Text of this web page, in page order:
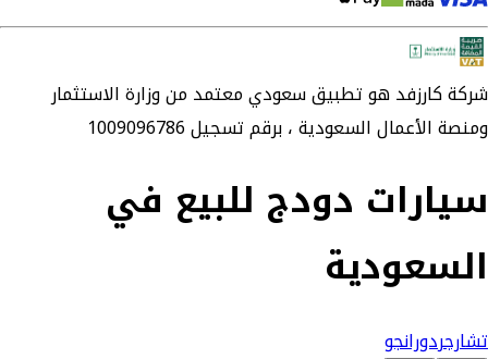
شركةكارزفدهو تطبيق سعودي معتمد من وزارة الاستثمار
ومنصة الأعمال السعودية ،برقم تسجيل 1009096786
سيارات دودج للبيع في
السعودية
تبغى تشتري دودج؟
تشارجردورانجو